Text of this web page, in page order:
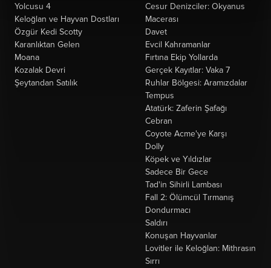
Yolcusu 4
Keloğlan ve Hayvan Dostları
Özgür Kedi Scotty
Karanlıktan Gelen
Moana
Kozalak Devri
Şeytandan Satılık
Cesur Denizciler: Okyanus
Macerası
Davet
Evcil Kahramanlar
Fırtına Ekip Yollarda
Gerçek Kayıtlar: Vaka 7
Ruhlar Bölgesi: Aramızdalar
Tempus
Atatürk: Zaferin Şafağı
Cebran
Coyote Acme'ye Karşı
Dolly
Köpek ve Yıldızlar
Sadece Bir Gece
Tad'in Sihirli Lambası
Fall 2: Ölümcül Tırmanış
Dondurmacı
Saldırı
Konuşan Hayvanlar
Lovitler ile Keloğlan: Mithrasın
Sırrı